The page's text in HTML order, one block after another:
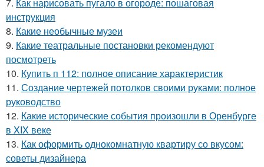
7. Как нарисовать пугало в огороде: пошаговая
инструкция
8. Какие необычные музеи
9. Какие театральные постановки рекомендуют
посмотреть
10. Купить п 112: полное описание характеристик
11. Создание чертежей потолков своими руками: полное
руководство
12. Какие исторические события произошли в Оренбурге
в XIX веке
13. Как оформить однокомнатную квартиру со вкусом:
советы дизайнера